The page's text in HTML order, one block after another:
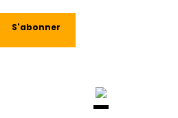
S'abonner